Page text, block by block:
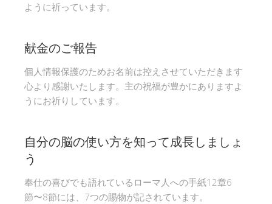
ように祈っています。
献金のご報告
個人情報保護のためお名前は控えさせていただきます
心より感謝いたします。主の祝福が豊かにありますよ
うにお祈りしています。
自分の脳の使い方を知って成長しましょ
う
奉仕の喜びでも語れているローマ人への手紙12章6
節〜8節には、7つの賜物が記されています。